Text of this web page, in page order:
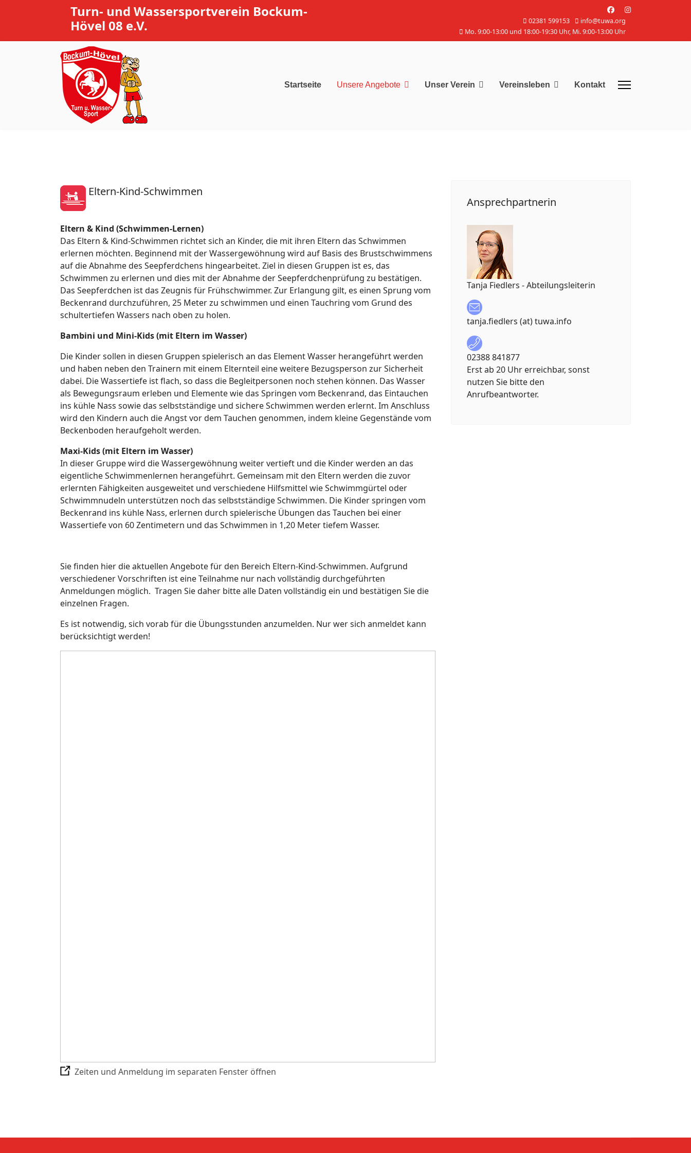
Turn- und Wassersportverein Bockum-
Hövel 08 e.V.
02381 599153
info@tuwa.org
Mo. 9:00-13:00 und 18:00-19:30 Uhr, Mi. 9:00-13:00 Uhr
Startseite Unsere Angebote Unser Verein Vereinsleben Kontakt
Eltern-Kind-Schwimmen
Eltern & Kind (Schwimmen-Lernen)
Das Eltern & Kind-Schwimmen richtet sich an Kinder, die mit ihren Eltern das Schwimmen
erlernen möchten. Beginnend mit der Wassergewöhnung wird auf Basis des Brustschwimmens
auf die Abnahme des Seepferdchens hingearbeitet. Ziel in diesen Gruppen ist es, das
Schwimmen zu erlernen und dies mit der Abnahme der Seepferdchenprüfung zu bestätigen.
Das Seepferdchen ist das Zeugnis für Frühschwimmer. Zur Erlangung gilt, es einen Sprung vom
Beckenrand durchzuführen, 25 Meter zu schwimmen und einen Tauchring vom Grund des
schultertiefen Wassers nach oben zu holen.
Bambini und Mini-Kids (mit Eltern im Wasser)
Die Kinder sollen in diesen Gruppen spielerisch an das Element Wasser herangeführt werden
und haben neben den Trainern mit einem Elternteil eine weitere Bezugsperson zur Sicherheit
dabei. Die Wassertiefe ist flach, so dass die Begleitpersonen noch stehen können. Das Wasser
als Bewegungsraum erleben und Elemente wie das Springen vom Beckenrand, das Eintauchen
ins kühle Nass sowie das selbstständige und sichere Schwimmen werden erlernt. Im Anschluss
wird den Kindern auch die Angst vor dem Tauchen genommen, indem kleine Gegenstände vom
Beckenboden heraufgeholt werden.
Maxi-Kids (mit Eltern im Wasser)
In dieser Gruppe wird die Wassergewöhnung weiter vertieft und die Kinder werden an das
eigentliche Schwimmenlernen herangeführt. Gemeinsam mit den Eltern werden die zuvor
erlernten Fähigkeiten ausgeweitet und verschiedene Hilfsmittel wie Schwimmgürtel oder
Schwimmnudeln unterstützen noch das selbstständige Schwimmen. Die Kinder springen vom
Beckenrand ins kühle Nass, erlernen durch spielerische Übungen das Tauchen bei einer
Wassertiefe von 60 Zentimetern und das Schwimmen in 1,20 Meter tiefem Wasser.
Sie finden hier die aktuellen Angebote für den Bereich Eltern-Kind-Schwimmen. Aufgrund
verschiedener Vorschriften ist eine Teilnahme nur nach vollständig durchgeführten
Anmeldungen möglich. Tragen Sie daher bitte alle Daten vollständig ein und bestätigen Sie die
einzelnen Fragen.
Es ist notwendig, sich vorab für die Übungsstunden anzumelden. Nur wer sich anmeldet kann
berücksichtigt werden!
Zeiten und Anmeldung im separaten Fenster öffnen
Ansprechpartnerin
Tanja Fiedlers - Abteilungsleiterin
tanja.fiedlers (at) tuwa.info
02388 841877
Erst ab 20 Uhr erreichbar, sonst
nutzen Sie bitte den
Anrufbeantworter.